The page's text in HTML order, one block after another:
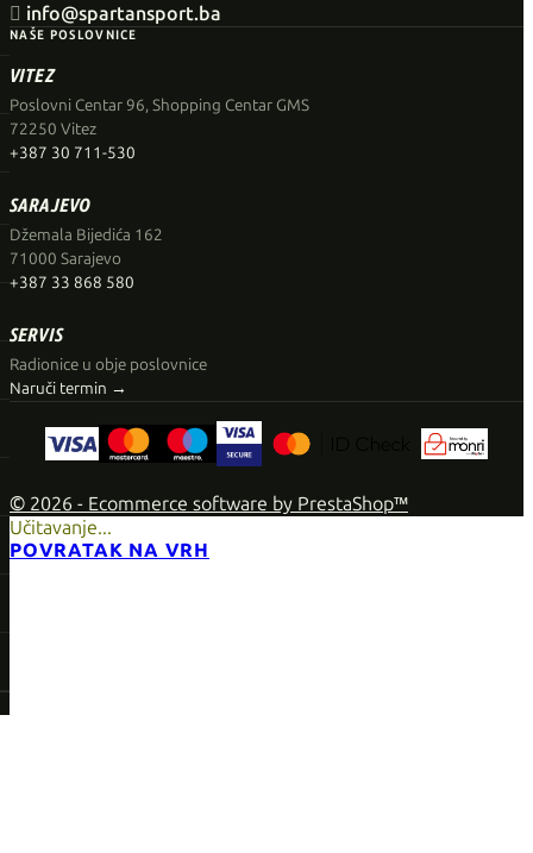
 info@spartansport.ba
NAŠE POSLOVNICE
VITEZ
Poslovni Centar 96, Shopping Centar GMS
72250 Vitez
+387 30 711-530
SARAJEVO
Džemala Bijedića 162
71000 Sarajevo
+387 33 868 580
SERVIS
Radionice u obje poslovnice
Naruči termin →
© 2026 - Ecommerce software by PrestaShop™
Učitavanje...
POVRATAK NA VRH